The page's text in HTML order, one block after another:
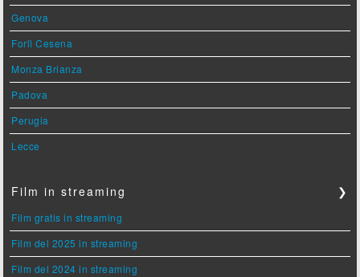
Genova
Forlì Cesena
Monza Brianza
Padova
Perugia
Lecce
Film in streaming ❯
Film gratis in streaming
Film del 2025 in streaming
Film del 2024 in streaming